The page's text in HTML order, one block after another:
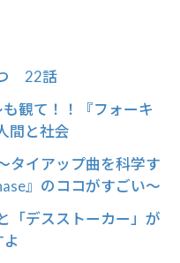
つ 22話
観て！！『フォーキ
間と社会
タイアップ曲を科学す
』のココがすごい〜
「デスストーカー」が